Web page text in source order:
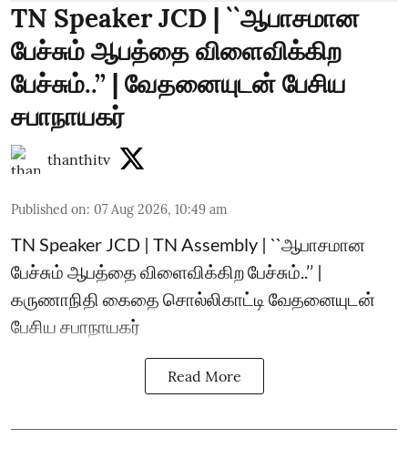
TN Speaker JCD | ``ஆபாசமான
பேச்சும் ஆபத்தை விளைவிக்கிற
பேச்சும்..’’ | வேதனையுடன் பேசிய
சபாநாயகர்
thanthitv
Published on: 07 Aug 2026, 10:49 am
TN Speaker JCD | TN Assembly | ``ஆபாசமான
பேச்சும் ஆபத்தை விளைவிக்கிற பேச்சும்..’’ |
கருணாநிதி கைதை சொல்லிகாட்டி வேதனையுடன்
பேசிய சபாநாயகர்
Read More